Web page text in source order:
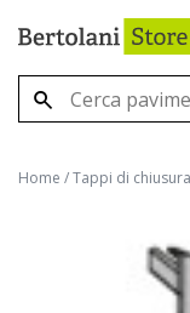
Home /Tappi di